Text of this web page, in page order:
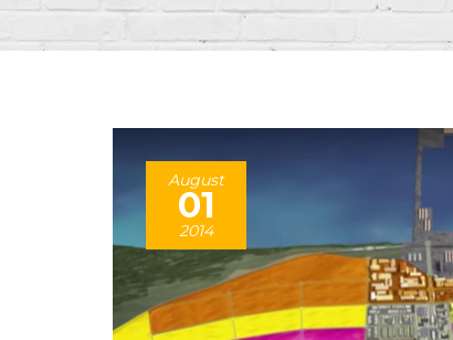
August
01
2014